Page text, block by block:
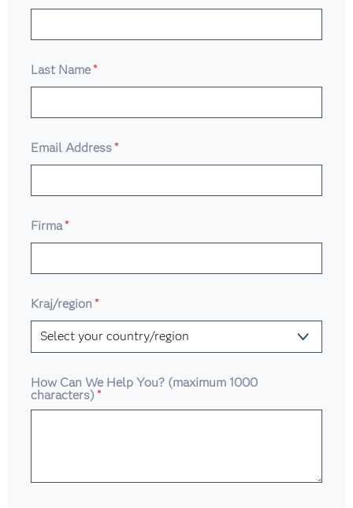
Last Name*
Email Address*
Firma*
Kraj/region *
How Can We Help You? (maximum 1000
characters)*